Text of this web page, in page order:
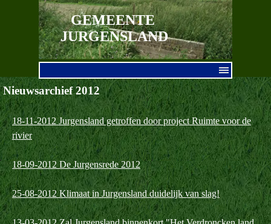
Ga naar de inhoud
GEMEENTE
JURGENSLAND
Nieuwsarchief 2012
18-11-2012 Jurgensland getroffen door project Ruimte voor de
rivier
18-09-2012 De Jurgensrede 2012
25-08-2012 Klimaat in Jurgensland duidelijk van slag!